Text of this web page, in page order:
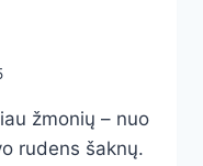
žmonių – nuo
rudens šaknų.